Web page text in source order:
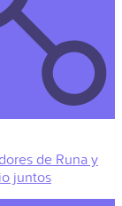
de Runa y
juntos